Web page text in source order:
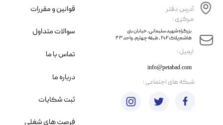
​ایمیل :
آدرس دفتر
مرکزی :
info@petabad.com
​​بزرگراه شهید سلیمانی، خیابان بنی
هاشم پلاک ۲۰۲ ، طبقه چهارم، واحد ۴۳
قوانین و مقررات
سوالات متداول
تماس با ما
درباره ما
ثبت شکایات
فرصت های شغلی
​شبکه های اجتماعی :